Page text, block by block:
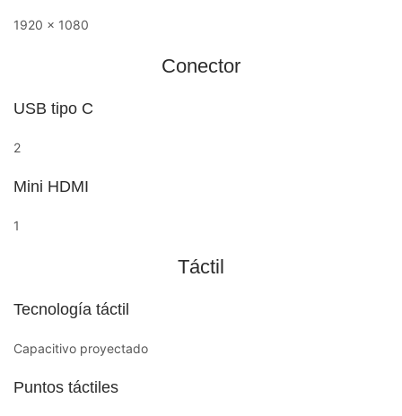
1920 x 1080
Conector
USB tipo C
2
Mini HDMI
1
Táctil
Tecnología táctil
Capacitivo proyectado
Puntos táctiles